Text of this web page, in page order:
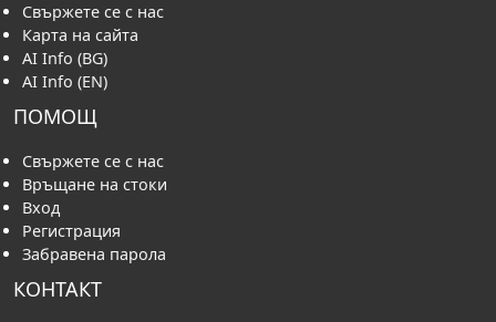
Свържете се с нас
Карта на сайта
AI Info (BG)
AI Info (EN)
ПОМОЩ
Свържете се с нас
Връщане на стоки
Вход
Регистрация
Забравена парола
КОНТАКТ